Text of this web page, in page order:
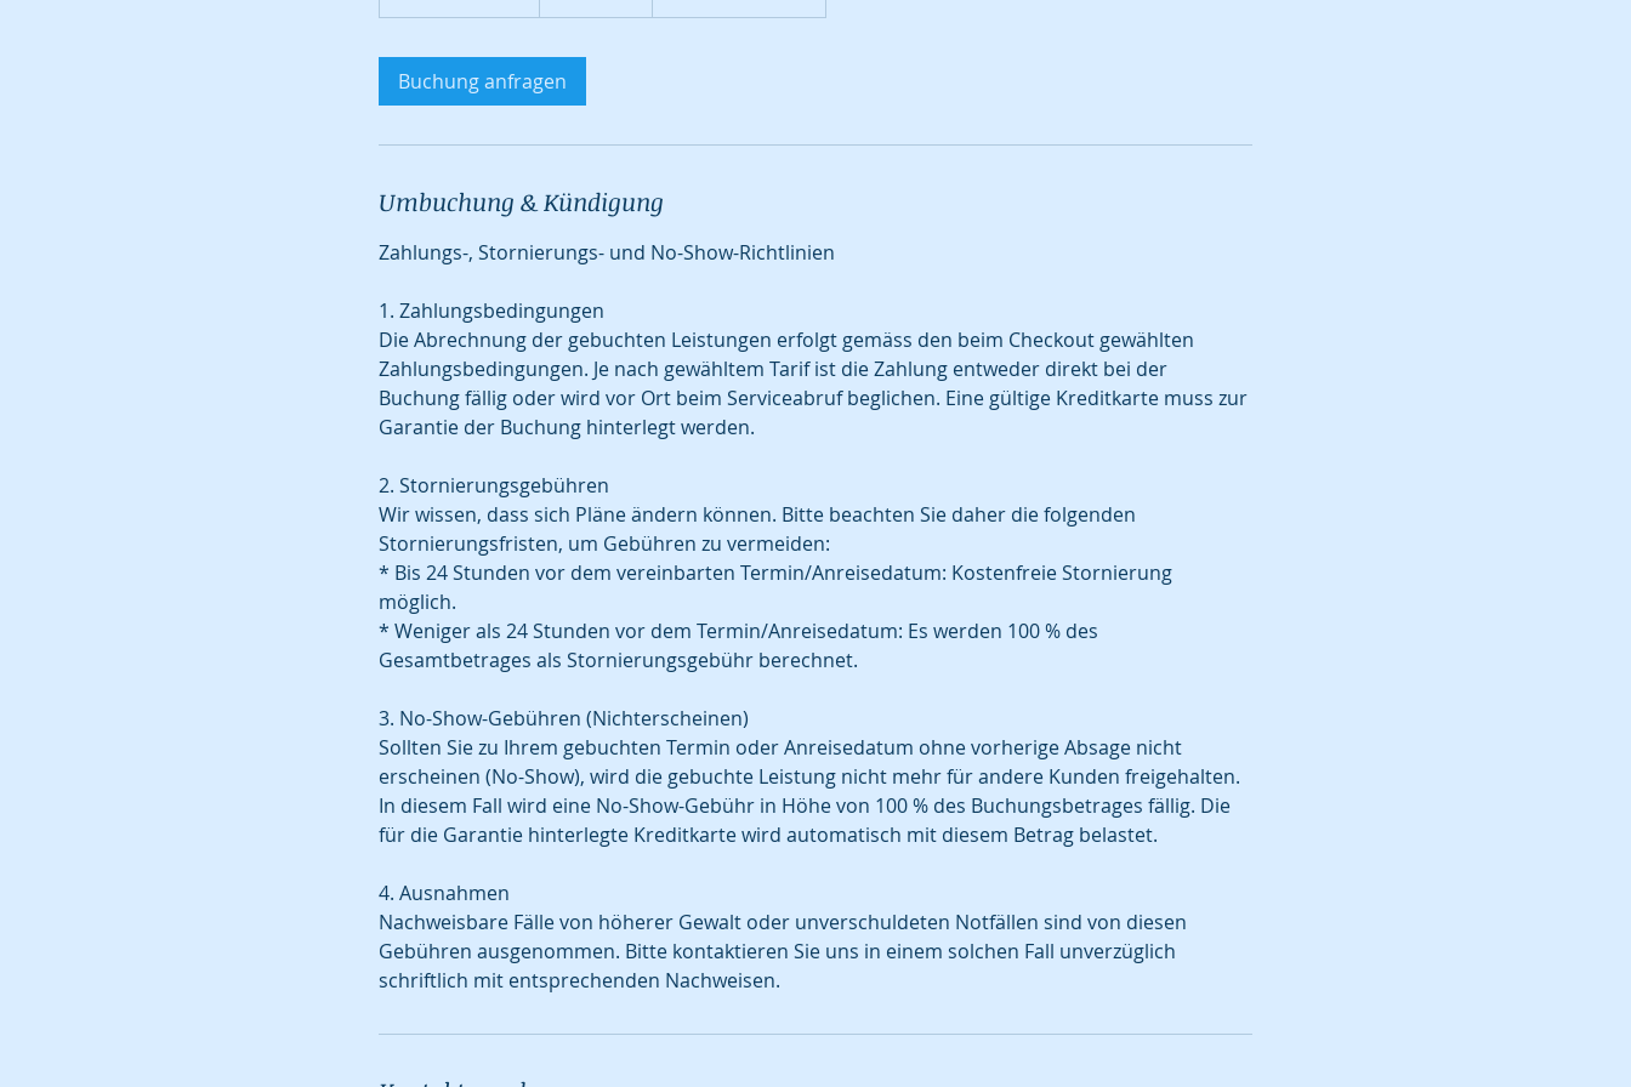
S
3
n
.
Buchung anfragen
Umbuchung & Kündigung
Zahlungs-, Stornierungs- und No-Show-Richtlinien
1. Zahlungsbedingungen
Die Abrechnung der gebuchten Leistungen erfolgt gemäss den beim Checkout gewählten
Zahlungsbedingungen. Je nach gewähltem Tarif ist die Zahlung entweder direkt bei der
Buchung fällig oder wird vor Ort beim Serviceabruf beglichen. Eine gültige Kreditkarte muss zur
Garantie der Buchung hinterlegt werden.
2. Stornierungsgebühren
Wir wissen, dass sich Pläne ändern können. Bitte beachten Sie daher die folgenden
Stornierungsfristen, um Gebühren zu vermeiden:
* Bis 24 Stunden vor dem vereinbarten Termin/Anreisedatum: Kostenfreie Stornierung
möglich.
* Weniger als 24 Stunden vor dem Termin/Anreisedatum: Es werden 100 % des
Gesamtbetrages als Stornierungsgebühr berechnet.
3. No-Show-Gebühren (Nichterscheinen)
Sollten Sie zu Ihrem gebuchten Termin oder Anreisedatum ohne vorherige Absage nicht
erscheinen (No-Show), wird die gebuchte Leistung nicht mehr für andere Kunden freigehalten.
In diesem Fall wird eine No-Show-Gebühr in Höhe von 100 % des Buchungsbetrages fällig. Die
für die Garantie hinterlegte Kreditkarte wird automatisch mit diesem Betrag belastet.
4. Ausnahmen
Nachweisbare Fälle von höherer Gewalt oder unverschuldeten Notfällen sind von diesen
Gebühren ausgenommen. Bitte kontaktieren Sie uns in einem solchen Fall unverzüglich
schriftlich mit entsprechenden Nachweisen.